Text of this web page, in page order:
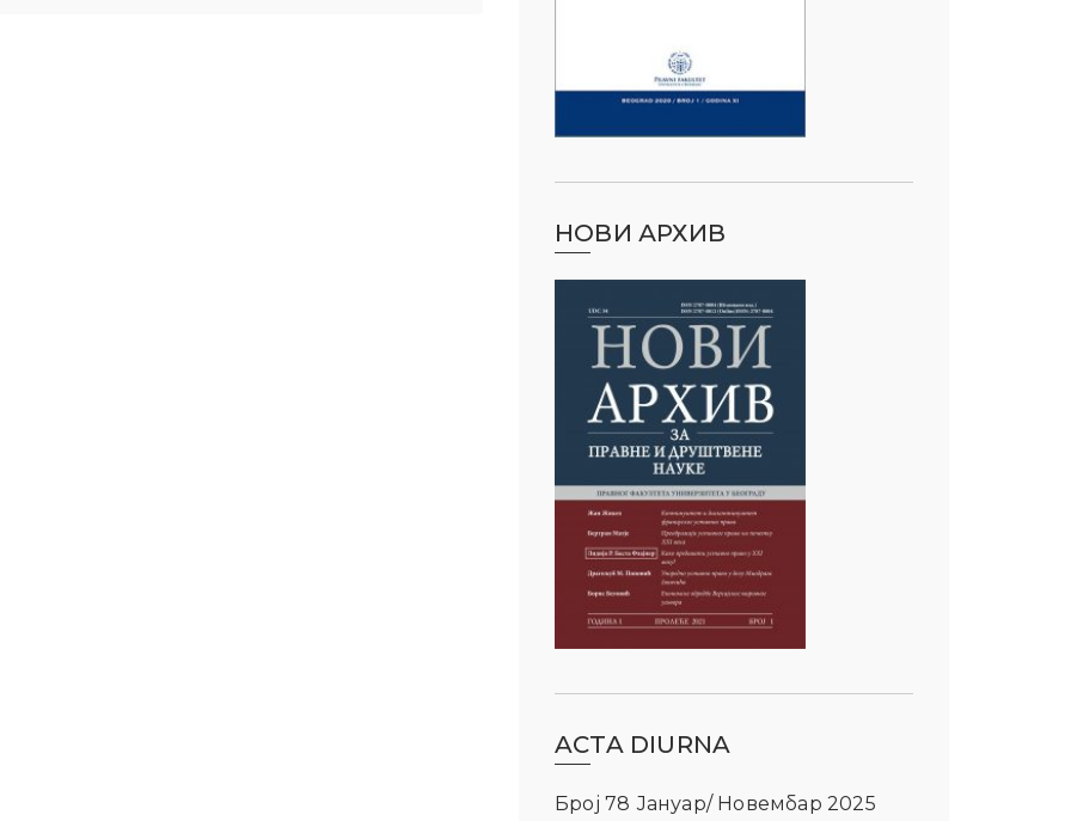
НОВИ АРХИВ
ACTA DIURNA
Број 78 Јануар/ Новембар 2025